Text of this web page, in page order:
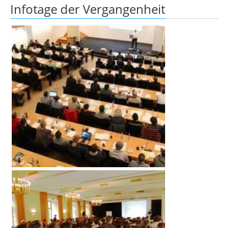
Infotage der Vergangenheit